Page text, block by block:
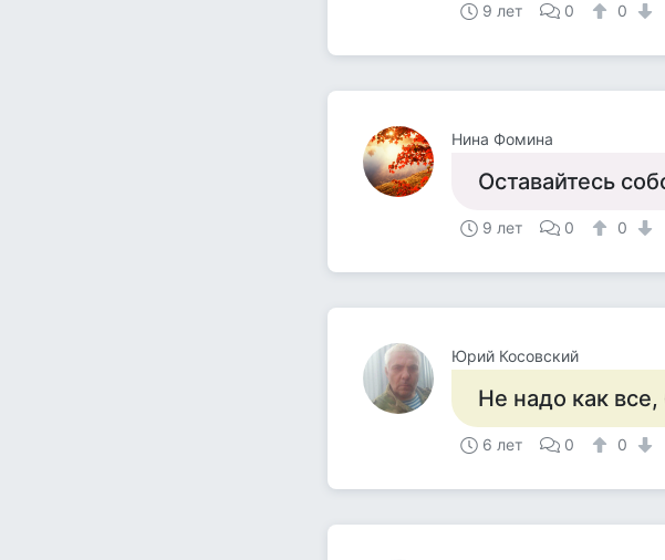
9 лет 0 0
Нина Фомина
Оставайтесь
9 лет 0 0
Юрий Косовский
Не надо как все,
6 лет 0 0